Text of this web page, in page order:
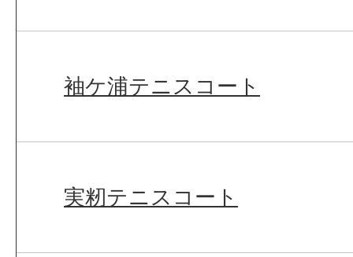
袖ケ浦テニスコート
実籾テニスコート